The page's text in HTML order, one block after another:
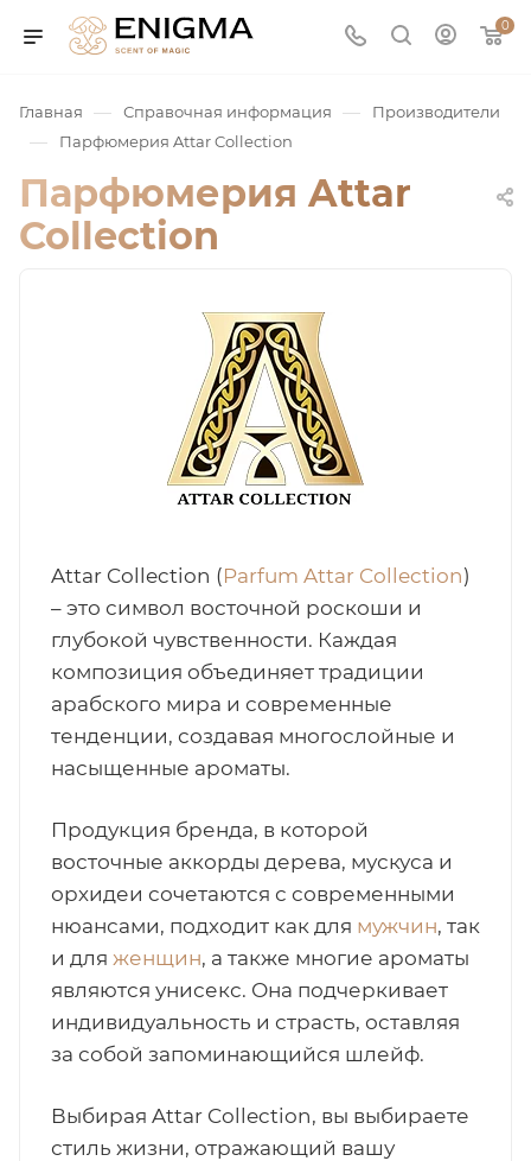
0
Арабская
Главная — Справочная информация — Производители
— Парфюмерия Attar Collection
Парфюмерия Attar
Collection
Attar Collection (Parfum Attar Collection)
– это символ восточной роскоши и
глубокой чувственности. Каждая
композиция объединяет традиции
арабского мира и современные
тенденции, создавая многослойные и
насыщенные ароматы.
Продукция бренда, в которой
восточные аккорды дерева, мускуса и
орхидеи сочетаются с современными
нюансами, подходит как для мужчин, так
и для женщин, а также многие ароматы
являются унисекс. Она подчеркивает
индивидуальность и страсть, оставляя
за собой запоминающийся шлейф.
Выбирая Attar Collection, вы выбираете
стиль жизни, отражающий вашу